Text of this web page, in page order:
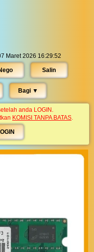
Maret 2026 16:29:52
Salin
Bagi ▼︎
anda LOGIN.
KOMISI TANPA BATAS.